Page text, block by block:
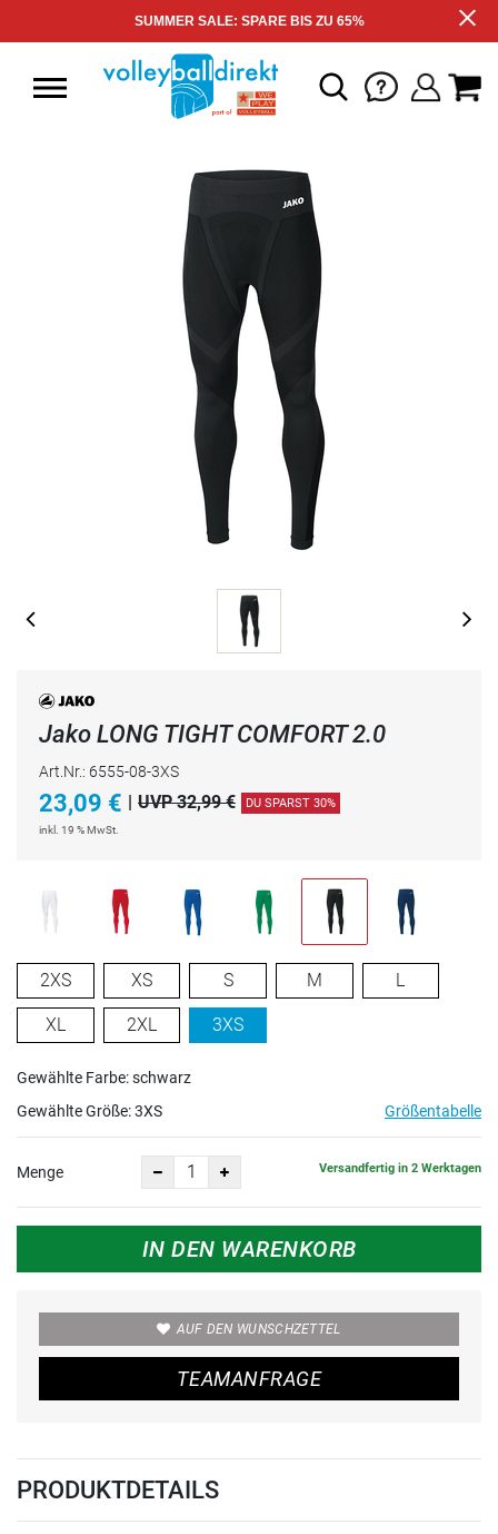
SUMMER SALE: SPARE BIS ZU 65%
Jako LONG TIGHT COMFORT 2.0
Art.Nr.: 6555-08-3XS
23,09 € UVP 32,99 € DU SPARST 30%
inkl. 19 % MwSt.
2XS XS S M L
XL 2XL 3XS
Gewählte Farbe: schwarz
Gewählte Größe:3XS Größentabelle
Menge Versandfertig in 2 Werktagen
IN DEN WARENKORB
AUF DEN WUNSCHZETTEL
TEAMANFRAGE
PRODUKTDETAILS